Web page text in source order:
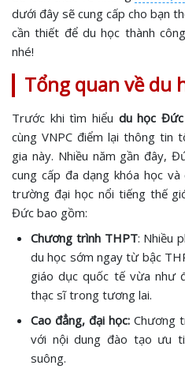
dưới đây sẽ cung cấp cho bạn
cần thiết để du học thành
nhé!
Tổng quan về du
Trước khi tìm hiểu du học
cùng VNPC điểm lại thông tin
gia này. Nhiều năm gần đây,
cung cấp đa dạng khóa học
trường đại học nổi tiếng thế
Đức bao gồm:
Chương trình THPT: Nhiều
du học sớm ngay từ bậc
giáo dục quốc tế vừa như
thạc sĩ trong tương lai.
Cao đẳng, đại học:Chương
với nội dung đào tạo ưu
suông.